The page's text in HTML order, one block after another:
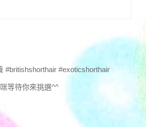
#britishshorthair #exoticshorthair
等待你來挑選^^